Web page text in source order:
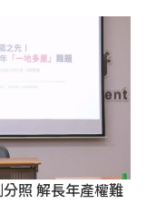
照 解長年產權難